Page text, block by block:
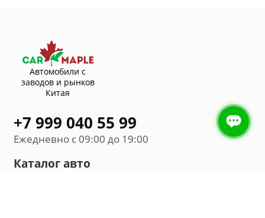
Автомобили с
заводов и рынков
Китая
+7 999 040 55 99
Ежедневно с 09:00 до 19:00
Каталог авто